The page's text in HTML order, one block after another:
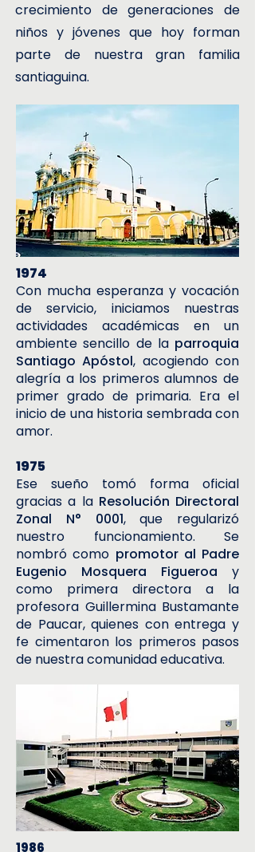
crecimiento de generaciones de
niños y jóvenes que hoy forman
parte de nuestra gran familia
santiaguina.
1974
Con mucha esperanza y vocación
de servicio, iniciamos nuestras
actividades académicas en un
ambiente sencillo de la parroquia
Santiago Apóstol, acogiendo con
alegría a los primeros alumnos de
primer grado de primaria. Era el
inicio de una historia sembrada con
amor.
1975
Ese sueño tomó forma oficial
gracias a la Resolución Directoral
Zonal N° 0001, que regularizó
nuestro funcionamiento. Se
nombró como promotor al Padre
Eugenio Mosquera Figueroa y
como primera directora a la
profesora Guillermina Bustamante
de Paucar, quienes con entrega y
fe cimentaron los primeros pasos
de nuestra comunidad educativa.
1986